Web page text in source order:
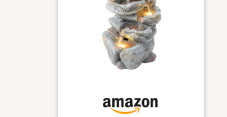
jeu d'eau pour terrasse et balcon - L'eau
pétillante a un effet apaisant et relaxant.
Protection de l'environnement : notre fontaine
solaire n'est pas seulement décorative, mais
peut également contribuer activement au bien-
être des animaux en tant que bain d'oiseaux
ou source d'eau pour les abeilles mellifères.